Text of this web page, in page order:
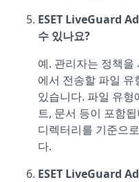
ESET LiveGuard
수 있나요?
예. 관리자는 정책을
에서 전송할 파일
있습니다. 파일 유형
트, 문서 등이 포함
디렉터리를 기준으
다.
ESET LiveGuard